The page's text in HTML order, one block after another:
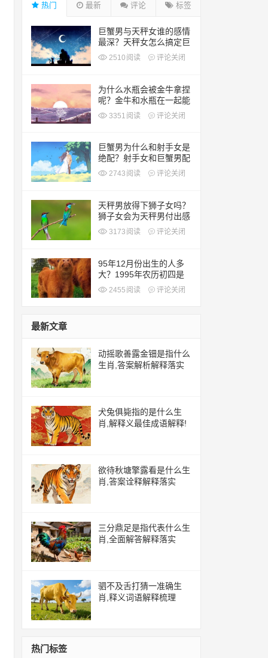
热门 最新 评论 标签
巨蟹男与天秤女谁的感情
最深？天秤女怎么搞定巨
蟹男？
2510 阅读 评论关闭
为什么水瓶会被金牛拿捏
呢？金牛和水瓶在一起能
长久么？
3351 阅读 评论关闭
巨蟹男为什么和射手女是
绝配？射手女和巨蟹男配
吗？2743 阅读 评论关闭
天秤男放得下狮子女吗？
狮子女会为天秤男付出感
情吗？
3173 阅读 评论关闭
95年12月份出生的人多
大？1995年农历初四是
公历几号？
2455 阅读 评论关闭
最新文章
动摇歌善露金钿是指什么
生肖,答案解析解释落实
犬兔俱毙指的是什么生
肖,解释义最佳成语解释!
欲待秋塘擎露看是什么生
肖,答案诠释解释落实
三分鼎足是指代表什么生
肖,全面解答解释落实
驷不及舌打猜一准确生
肖,释义词语解释梳理
热门标签